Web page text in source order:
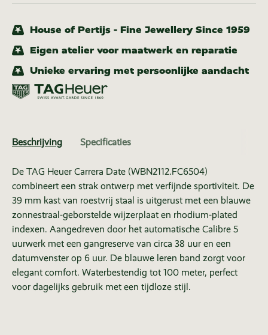
House of Pertijs - Fine Jewellery Since 1959
Eigen atelier voor maatwerk en reparatie
Unieke ervaring met persoonlijke aandacht
Beschrijving Specificaties
De TAG Heuer Carrera Date (WBN2112.FC6504)
combineert een strak ontwerp met verfijnde sportiviteit. De
39 mm kast van roestvrij staal is uitgerust met een blauwe
zonnestraal-geborstelde wijzerplaat en rhodium-plated
indexen. Aangedreven door het automatische Calibre 5
uurwerk met een gangreserve van circa 38 uur en een
datumvenster op 6 uur. De blauwe leren band zorgt voor
elegant comfort. Waterbestendig tot 100 meter, perfect
voor dagelijks gebruik met een tijdloze stijl.